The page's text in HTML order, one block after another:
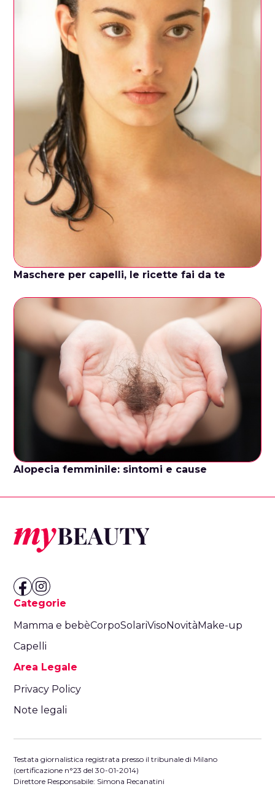
Maschere per capelli, le ricette fai da te
Alopecia femminile: sintomi e cause
Categorie
Mamma e bebèCorpoSolariViso Novità Make-up
Capelli
Area Legale
Privacy Policy
Note legali
Testata giornalistica registrata presso il tribunale di Milano
(certificazione n°23 del 30-01-2014)
Direttore Responsabile: Simona Recanatini